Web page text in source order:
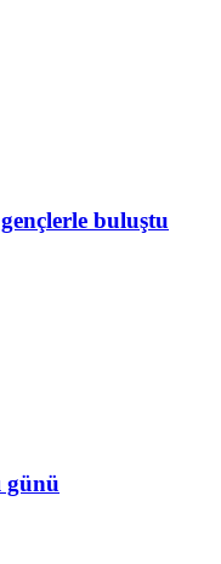
buluştu
günü